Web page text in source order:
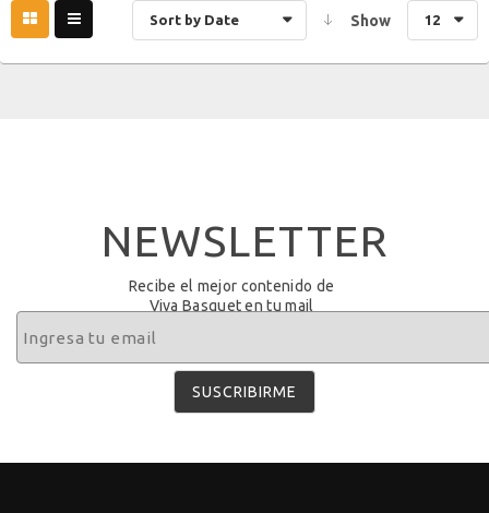
Sort by Date Show 12
NEWSLETTER
Recibe el mejor contenido de
Viva Basquet en tu mail